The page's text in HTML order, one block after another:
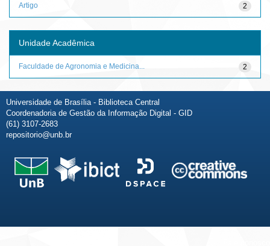
2
Artigo
Unidade Acadêmica
2
Faculdade de Agronomia e Medicina...
Universidade de Brasília - Biblioteca Central
Coordenadoria de Gestão da Informação Digital - GID
(61) 3107-2683
repositorio@unb.br